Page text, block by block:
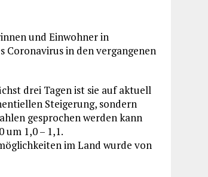
und Einwohner in
Coronavirus in den vergangenen
drei Tagen ist sie auf aktuell
Steigerung, sondern
gesprochen werden kann
1,0 – 1,1.
im Land wurde von